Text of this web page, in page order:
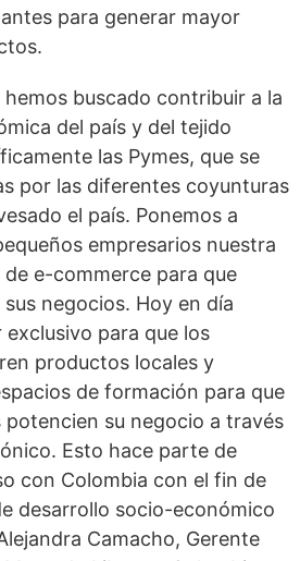
para generar mayor
hemos buscado contribuir a la
del país y del tejido
las Pymes, que se
por las diferentes coyunturas
el país. Ponemos a
empresarios nuestra
e-commerce para que
negocios. Hoy en día
para que los
productos locales y
de formación para que
potencien su negocio a través
Esto hace parte de
con Colombia con el fin de
desarrollo socio-económico
Camacho, Gerente